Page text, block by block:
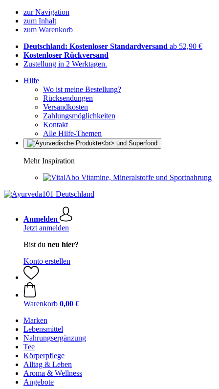
zur Navigation
zum Inhalt
zum Warenkorb
Deutschland: Kostenloser Standardversand ab 52,90 €
Kostenloser Rückversand
Zustellung in 2 Werktagen.
Hilfe
Wo ist meine Bestellung?
Rücksendungen
Versandkosten
Zahlungsmöglichkeiten
Kontakt
Alle Hilfe-Themen
Mehr Inspiration
Vitamine, Mineralstoffe und Sportnahrung
Anmelden
Jetzt anmelden
Bist du neu hier?
Konto erstellen
Warenkorb 0,00 €
Marken
Lebensmittel
Nahrungsergänzung
Tee
Körperpflege
Alltag & Leben
Aroma & Wellness
Angebote